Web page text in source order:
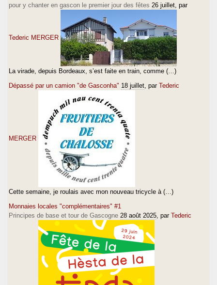
pour y chanter en gascon le premier jour des fêtes 26 juillet , par
Tederic MERGER
La virade, depuis Bordeaux, s’est faite en train, comme (…)
Dépassé par un camion "de Gasconha" 18 juillet , par Tederic
MERGER
Cette semaine, je roulais avec mon nouveau tricycle à (…)
Monnaies locales "complémentaires" #1
Principes de base et tour de Gascogne 28 août 2025 , par Tederic